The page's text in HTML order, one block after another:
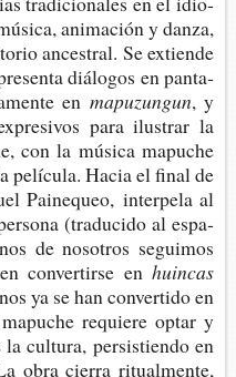
ani­ma­ción y danza,
ances­tral. Se extien­de
diá­lo­gos en pan­ta­
en mapuzungun, y
para ilus­trar la
con la músi­ca mapu­che
pelí­cu­la. Hacia el final de
Pai­ne­queo, inter­pe­la al
(tra­du­ci­do al espa­
de noso­tros segui­mos
con­ver­tir­se en huincas
ya se han con­ver­ti­do en
requie­re optar y
cul­tu­ra, per­sis­tien­do en
obra cie­rra ritual­men­te,